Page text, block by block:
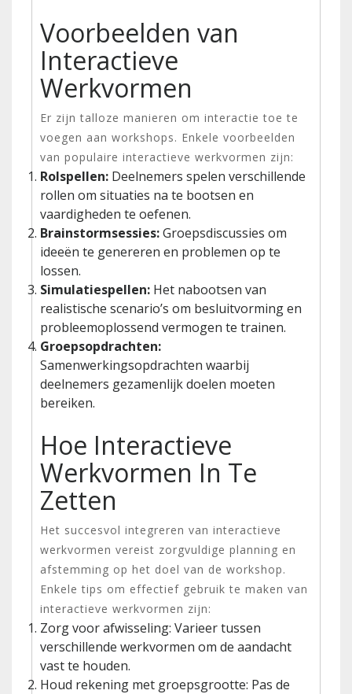
Voorbeelden van
Interactieve
Werkvormen
Er zijn talloze manieren om interactie toe te
voegen aan workshops. Enkele voorbeelden
van populaire interactieve werkvormen zijn:
Rolspellen: Deelnemers spelen verschillende
rollen om situaties na te bootsen en
vaardigheden te oefenen.
Brainstormsessies:Groepsdiscussies om
ideeën te genereren en problemen op te
lossen.
Simulatiespellen: Het nabootsen van
realistische scenario’s om besluitvorming en
probleemoplossend vermogen te trainen.
Groepsopdrachten:
Samenwerkingsopdrachten waarbij
deelnemers gezamenlijk doelen moeten
bereiken.
Hoe Interactieve
Werkvormen In Te
Zetten
Het succesvol integreren van interactieve
werkvormen vereist zorgvuldige planning en
afstemming op het doel van de workshop.
Enkele tips om effectief gebruik te maken van
interactieve werkvormen zijn:
Zorg voor afwisseling: Varieer tussen
verschillende werkvormen om de aandacht
vast te houden.
Houd rekening met groepsgrootte: Pas de